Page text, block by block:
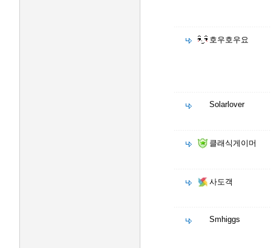
호우호우요
Solarlover
클래식게이머
사도객
Smhiggs